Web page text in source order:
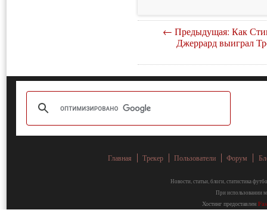
← Предыдущая: Как
Джеррард выиграл
Главная Трекер Пользователи Форум
Новости, статьи, блоги, статистика
При использовании
Хостинг предоставлен